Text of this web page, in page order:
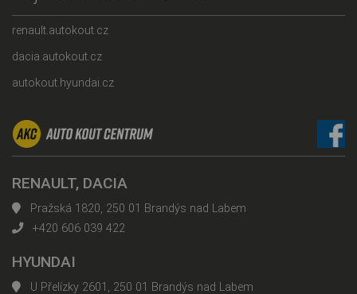
renault.autokout.cz
dacia.autokout.cz
autokout.hyundai.cz
RENAULT, DACIA
Pražská 1820, 250 01 Brandýs nad Labem
+420 606 039 422
HYUNDAI
U Přelízky 2601, 250 01 Brandýs nad Labem